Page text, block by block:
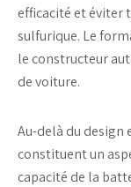
efficacité et éviter
sulfurique. Le
le constructeur
de voiture.
Au-delà du design
constituent un
capacité de la